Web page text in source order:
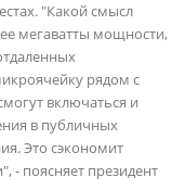
"Какой смысл
мегаватты мощности,
рядом с
включаться и
в публичных
Это сэкономит
- поясняет президент